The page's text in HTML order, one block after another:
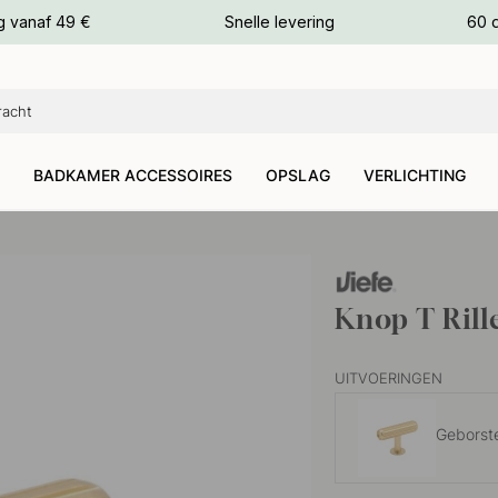
vanaf 49 € Snelle levering 60
BADKAMER ACCESSOIRES OPSLAG VERLICHTING
Knop T
UITVOERINGEN